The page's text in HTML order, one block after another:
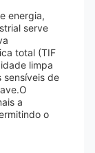
energia,
serve
total (TIF
limpa
sensíveis de
a
o